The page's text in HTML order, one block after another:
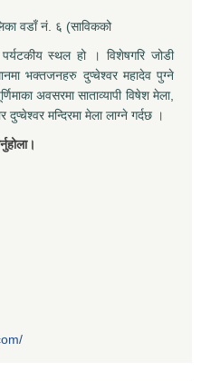
वडाँ नं. ६ (साविकको
पर्यटकीय स्थल हो । विशेषगरि जोडी
भक्तजनहरु दुप्चेश्वर महादेव पुग्ने
अवसरमा साताव्यापी विषेश मेला,
दुप्चेश्वर मन्दिरमा मेला लाग्ने गर्दछ ।